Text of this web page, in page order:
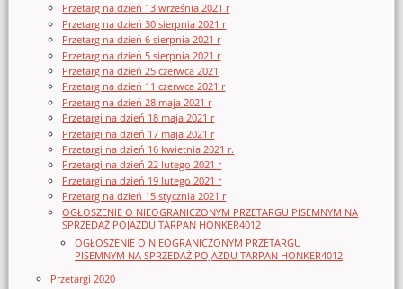
Przetarg na dzień 13 września 2021 r
Przetarg na dzień 30 sierpnia 2021 r
Przetarg na dzień 6 sierpnia 2021 r
Przetarg na dzień 5 sierpnia 2021 r
Przetarg na dzień 25 czerwca 2021
Przetarg na dzień 11 czerwca 2021 r
Przetarg na dzień 28 maja 2021 r
Przetargi na dzień 18 maja 2021 r
Przetargi na dzień 17 maja 2021 r
Przetargi na dzień 16 kwietnia 2021 r.
Przetargi na dzień 22 lutego 2021 r
Przetargi na dzień 19 lutego 2021 r
Przetarg na dzień 15 stycznia 2021 r
OGŁOSZENIE O NIEOGRANICZONYM PRZETARGU PISEMNYM NA
SPRZEDAŻ POJAZDU TARPAN HONKER4012
OGŁOSZENIE O NIEOGRANICZONYM PRZETARGU
PISEMNYM NA SPRZEDAŻ POJAZDU TARPAN HONKER4012
Przetargi 2020